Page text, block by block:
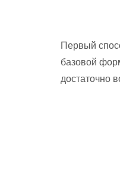
Первый
базовой
достаточно